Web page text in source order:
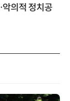
의적 정치공